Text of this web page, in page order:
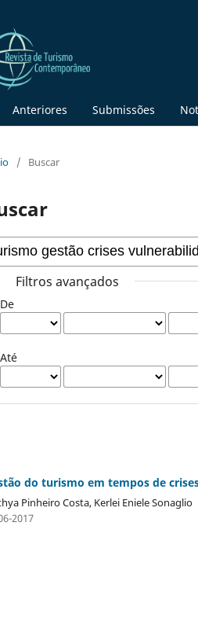
Anteriores Submissões
/ Buscar
Filtros avançados
De
Até
do turismo em tempos de
Pinheiro Costa, Kerlei Eniele Sonaglio
2017